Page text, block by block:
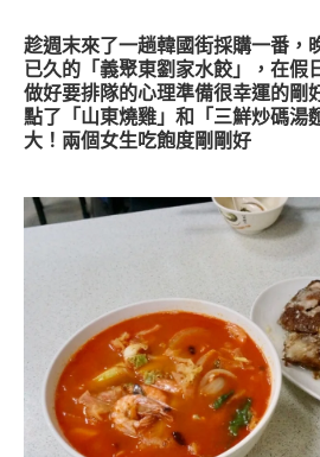
趁週末來了一趟韓國街採購一番，
已久的「義聚東劉家水餃」，在假
做好要排隊的心理準備很幸運的剛
點了「山東燒雞」和「三鮮炒碼湯
大！兩個女生吃飽度剛剛好